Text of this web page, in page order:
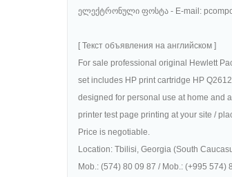
ელექტრონული ფოსტა - E-mail:
[ Текст объявления на английском ]
For sale professional original Hewlett
set includes HP print cartridge HP
designed for personal use at home and
printer test page printing at your site /
Price is negotiable.
Location: Tbilisi, Georgia (South
Mob.: (574) 80 09 87 / Mob.: (+995 574)